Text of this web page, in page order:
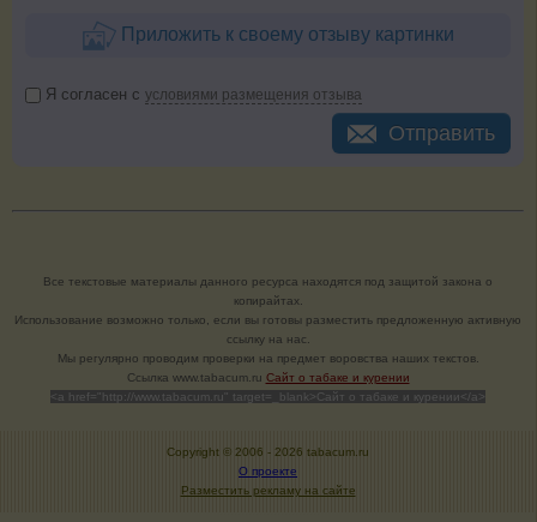
Приложить к своему отзыву картинки
Я согласен с условиями размещения отзыва
Отправить
Все текстовые материалы данного ресурса находятся под защитой закона о
копирайтах.
Использование возможно только, если вы готовы разместить предложенную активную
ссылку на нас.
Мы регулярно проводим проверки на предмет воровства наших текстов.
Cсылка www.tabacum.ru Сайт о табаке и курении
<a href="http://www.tabacum.ru" target=_blank>Сайт о табаке и курении</a>
Copyright © 2006 - 2026 tabacum.ru
О проекте
Разместить рекламу на сайте